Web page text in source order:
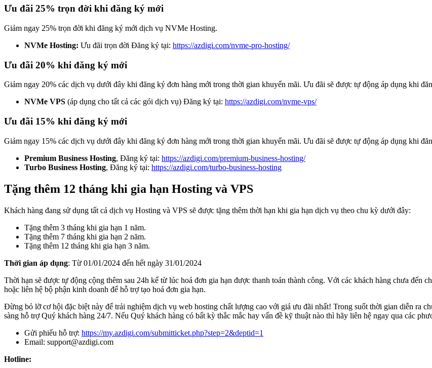
Ưu đãi 25% trọn đời khi đăng ký mới
Giảm ngay 25% trọn đời khi đăng ký mới dịch vụ NVMe Hosting.
NVMe Hosting: Ưu đãi trọn đời Đăng ký tại: https://azdigi.com/nvme-pro-hosting/
Ưu đãi 20% khi đăng ký mới
Giảm ngay 20% các dịch vụ dưới đây khi đăng ký đơn hàng mới trong thời gian khuyến mãi. Ưu đãi sẽ được tự động áp dụng khi
NVMe VPS (áp dụng cho tất cả các gói dịch vụ) Đăng ký tại: https://azdigi.com/nvme-vps/
Ưu đãi 15% khi đăng ký mới
Giảm ngay 15% các dịch vụ dưới đây khi đăng ký đơn hàng mới trong thời gian khuyến mãi. Ưu đãi sẽ được tự động áp dụng khi
Premium Business Hosting, Đăng ký tại: https://azdigi.com/premium-business-hosting/
Turbo Business Hosting, Đăng ký tại: https://azdigi.com/turbo-business-hosting
Tặng thêm 12 tháng khi gia hạn Hosting và VPS
Khách hàng đang sử dụng tất cả dịch vụ Hosting và VPS sẽ được tặng thêm thời hạn khi gia hạn dịch vụ theo chu kỳ dưới đây:
Tặng thêm 3 tháng khi gia hạn 1 năm.
Tặng thêm 7 tháng khi gia hạn 2 năm.
Tặng thêm 12 tháng khi gia hạn 3 năm.
Thời gian áp dụng: Từ 01/01/2024 đến hết ngày 31/01/2024
Thời hạn sẽ được tự động cộng thêm sau 24h kể từ lúc hoá đơn gia hạn được thanh toán thành công. Với các khách hàng chưa đến
hoặc liên hệ bộ phận kinh doanh để hỗ trợ tạo hoá đơn gia hạn.
Đừng bỏ lỡ cơ hội đặc biệt này để trải nghiệm dịch vụ web hosting chất lượng cao với giá ưu đãi nhất! Trong suốt thời gian diễn ra
sàng hỗ trợ Quý khách hàng 24/7. Nếu Quý khách hàng có bất kỳ thắc mắc hay vấn đề kỹ thuật nào thì hãy liên hệ ngay qua các
Gửi phiếu hỗ trợ: https://my.azdigi.com/submitticket.php?step=2&deptid=1
Email: support@azdigi.com
Hotline: